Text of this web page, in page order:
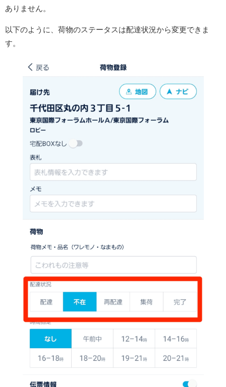
ありません。
以下のように、荷物のステータスは配達状況から変更できま
す。